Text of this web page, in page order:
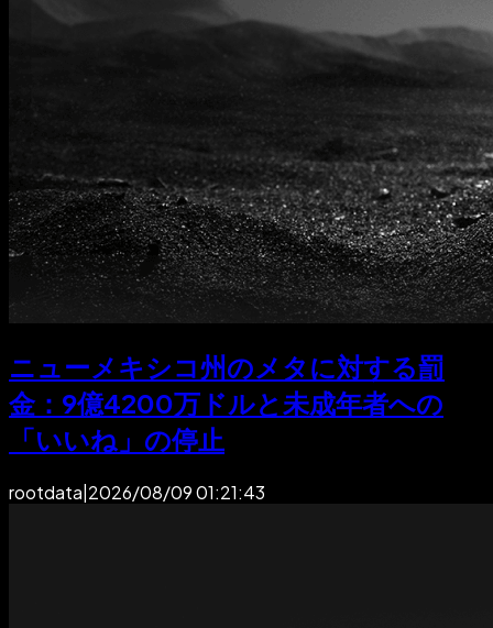
ニューメキシコ州のメタに対する罰
金：9億4200万ドルと未成年者への
「いいね」の停止
rootdata 2026/08/09 01:21:43